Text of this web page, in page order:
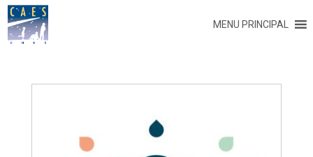
MENU PRINCIPAL